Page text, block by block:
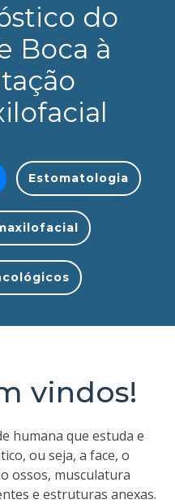
do
Boca à
Estomatologia
vindos!
humana que estuda e
ou seja, a face, o
ossos, musculatura
e estruturas anexas.